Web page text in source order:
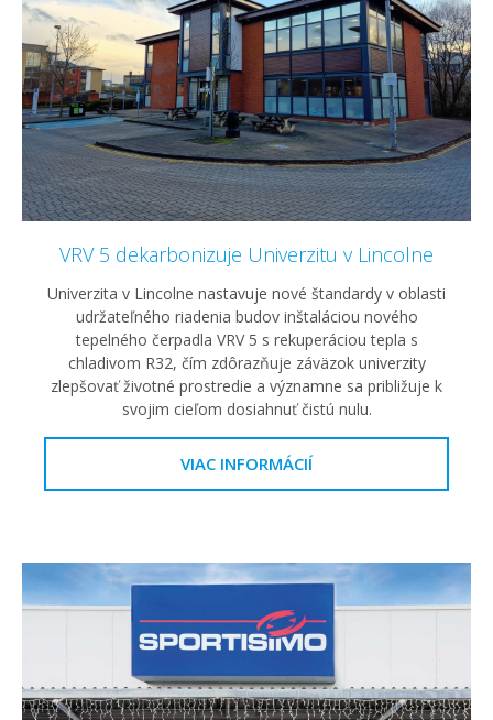
VRV 5 dekarbonizuje Univerzitu v Lincolne
Univerzita v Lincolne nastavuje nové štandardy v oblasti
udržateľného riadenia budov inštaláciou nového
tepelného čerpadla VRV 5 s rekuperáciou tepla s
chladivom R32, čím zdôrazňuje záväzok univerzity
zlepšovať životné prostredie a významne sa približuje k
svojim cieľom dosiahnuť čistú nulu.
VIAC INFORMÁCIÍ